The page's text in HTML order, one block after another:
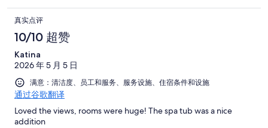
真实点评
10/10 超赞
Katina
2026 年 5 月 5 日
满意：清洁度、员工和服务、服务设施、住宿条件和设施
通过谷歌翻译
Loved the views, rooms were huge! The spa tub was a nice
addition